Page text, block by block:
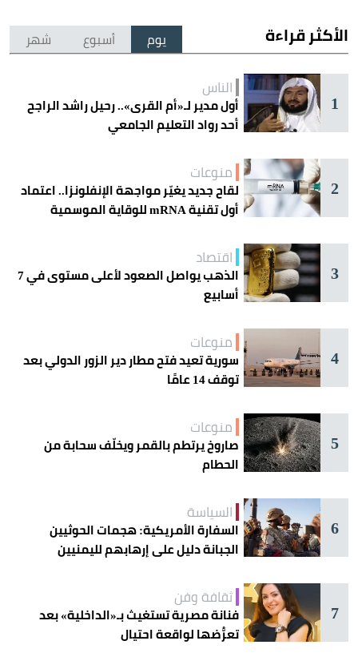
الأكثر قراءة يوم أسبوع شهر
1
الناس
أول مدير لـ«أم القرى».. رحيل راشد الراجح
أحد رواد التعليم الجامعي
2
منوعات
لقاح جديد يغيّر مواجهة الإنفلونزا.. اعتماد
أول تقنية mRNA للوقاية الموسمية
3
اقتصاد
الذهب يواصل الصعود لأعلى مستوى في 7
أسابيع
4
منوعات
سورية تعيد فتح مطار دير الزور الدولي بعد
توقف 14 عامًا
5
منوعات
صاروخ يرتطم بالقمر ويخلّف سحابة من
الحطام
6
السياسة
السفارة الأمريكية: هجمات الحوثيين
الجبانة دليل على إرهابهم لليمنيين
7
ثقافة وفن
فنانة مصرية تستغيث بـ«الداخلية» بعد
تعرُّضها لواقعة احتيال